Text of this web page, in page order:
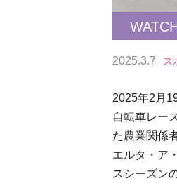
2025.3.7 ス
2025年2月
自転車レー
た農業関係
エルタ・ア
スシーズン